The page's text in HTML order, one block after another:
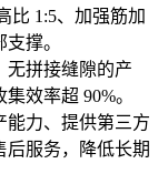
比 1:5、加强筋加
撑。
无拼接缝隙的产
效率超 90%。
能力、提供第三方
后服务，降低长期